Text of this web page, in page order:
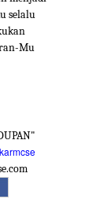
selalu
Mu